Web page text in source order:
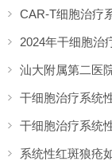
CAR-T细胞治疗
2024年干细胞治
干细胞治疗系统